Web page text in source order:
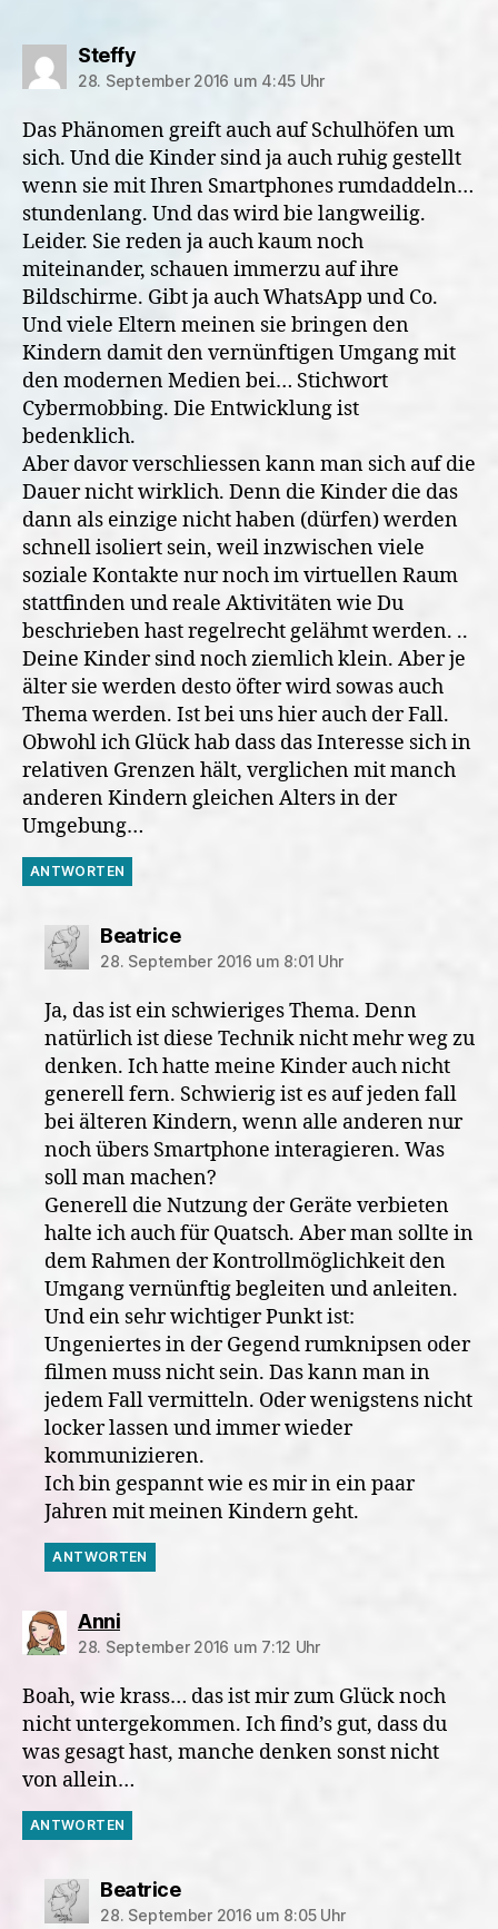
Steffysagt:
28. September 2016 um 4:45 Uhr
Das Phänomen greift auch auf Schulhöfen um
sich. Und die Kinder sind ja auch ruhig gestellt
wenn sie mit Ihren Smartphones rumdaddeln…
stundenlang. Und das wird bie langweilig.
Leider. Sie reden ja auch kaum noch
miteinander, schauen immerzu auf ihre
Bildschirme. Gibt ja auch WhatsApp und Co.
Und viele Eltern meinen sie bringen den
Kindern damit den vernünftigen Umgang mit
den modernen Medien bei… Stichwort
Cybermobbing. Die Entwicklung ist
bedenklich.
Aber davor verschliessen kann man sich auf die
Dauer nicht wirklich. Denn die Kinder die das
dann als einzige nicht haben (dürfen) werden
schnell isoliert sein, weil inzwischen viele
soziale Kontakte nur noch im virtuellen Raum
stattfinden und reale Aktivitäten wie Du
beschrieben hast regelrecht gelähmt werden. ..
Deine Kinder sind noch ziemlich klein. Aber je
älter sie werden desto öfter wird sowas auch
Thema werden. Ist bei uns hier auch der Fall.
Obwohl ich Glück hab dass das Interesse sich in
relativen Grenzen hält, verglichen mit manch
anderen Kindern gleichen Alters in der
Umgebung…
ANTWORTEN
Beatricesagt:
28. September 2016 um 8:01 Uhr
Ja, das ist ein schwieriges Thema. Denn
natürlich ist diese Technik nicht mehr weg zu
denken. Ich hatte meine Kinder auch nicht
generell fern. Schwierig ist es auf jeden fall
bei älteren Kindern, wenn alle anderen nur
noch übers Smartphone interagieren. Was
soll man machen?
Generell die Nutzung der Geräte verbieten
halte ich auch für Quatsch. Aber man sollte in
dem Rahmen der Kontrollmöglichkeit den
Umgang vernünftig begleiten und anleiten.
Und ein sehr wichtiger Punkt ist:
Ungeniertes in der Gegend rumknipsen oder
filmen muss nicht sein. Das kann man in
jedem Fall vermitteln. Oder wenigstens nicht
locker lassen und immer wieder
kommunizieren.
Ich bin gespannt wie es mir in ein paar
Jahren mit meinen Kindern geht.
ANTWORTEN
Annisagt:
28. September 2016 um 7:12 Uhr
Boah, wie krass… das ist mir zum Glück noch
nicht untergekommen. Ich find’s gut, dass du
was gesagt hast, manche denken sonst nicht
von allein…
ANTWORTEN
Beatricesagt:
28. September 2016 um 8:05 Uhr